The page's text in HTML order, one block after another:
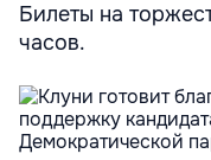
Билеты на
часов.